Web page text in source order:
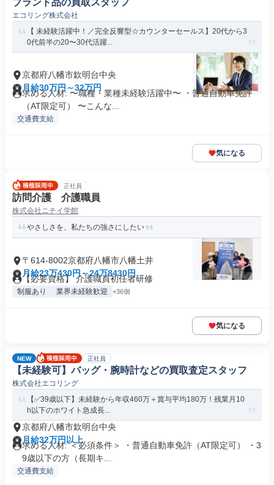
ブランド品の買取スタッフ
エコリング株式会社
【 未経験活躍中！／完全反響型☆カウンターセールス】20代から3
0代前半の20〜30代活躍...
京都府八幡市欽明台中央
月給30万円～32万円
求める人材: 〜職種・業種未経験活躍中〜 ・普通自動車免許
（AT限定可） 〜こんな...
交通費支給
気になる
正社員
訪問介護 介護職員
株式会社ニチイ学館
やさしさを、私たちの強さにしたい
〒614-8002京都府八幡市八幡土井
月給23万430円～24万8430円
【必要資格】 介護職員初任者研修
制服あり 業界未経験歓迎 +36個
気になる
NEW 正社員
【未経験可】バッグ・腕時計などの買取査定スタッフ
株式会社エコリング
【✅39歳以下】未経験から年収460万＋賞与平均180万！残業月10
h以下のホワイト急成長...
京都府八幡市欽明台中央
月給32万円以上
求める人材: ＜必須条件＞ ・普通自動車免許（AT限定可） ・3
9歳以下の方（長期キ...
交通費支給